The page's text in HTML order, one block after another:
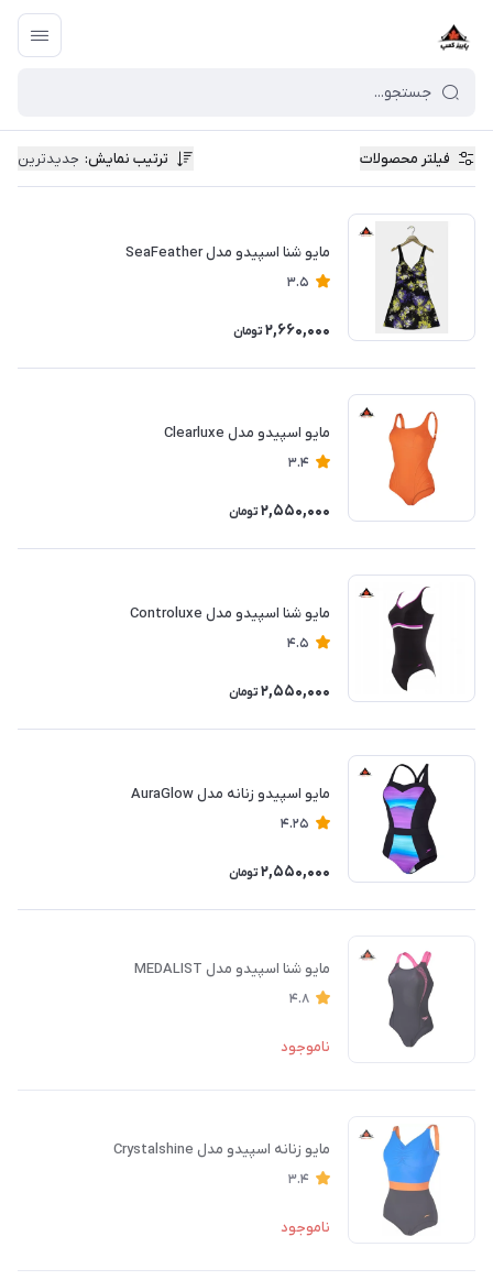
فیلتر محصولات ترتیب نمایش: جدیدترین
مایو شنا اسپیدو مدل SeaFeather
3.5
2,660,000 تومان
مایو اسپیدو مدل Clearluxe
3.4
2,550,000 تومان
مایو شنا اسپیدو مدل Controluxe
4.5
2,550,000 تومان
مایو اسپیدو زنانه مدل AuraGlow
4.25
2,550,000 تومان
مایو شنا اسپیدو مدل MEDALIST
4.8
ناموجود
مایو زنانه اسپیدو مدل Crystalshine
3.4
ناموجود